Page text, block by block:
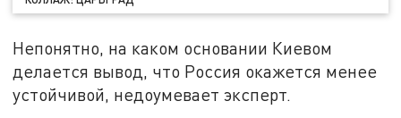
Непонятно, на каком основании Киевом
делается вывод, что Россия окажется менее
устойчивой, недоумевает эксперт.